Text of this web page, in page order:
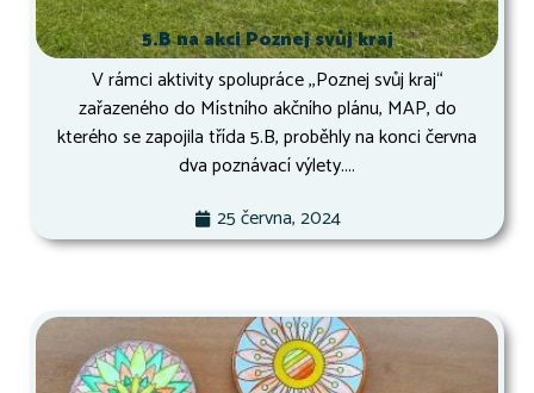
5.B na akci Poznej svůj kraj
V rámci aktivity spolupráce ,,Poznej svůj kraj“
zařazeného do Místního akčního plánu, MAP, do
kterého se zapojila třída 5.B, proběhly na konci června
dva poznávací výlety....
25 června, 2024